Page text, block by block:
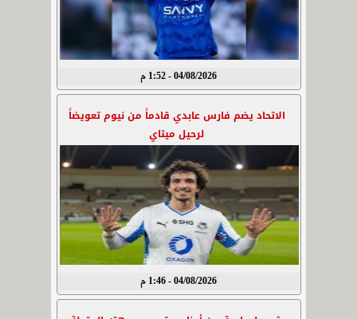
04/08/2026 - 1:52 م
الاتحاد يضم فارس عابدي قادماً من نيوم تعويضاً
لرحيل ميتاي
04/08/2026 - 1:46 م